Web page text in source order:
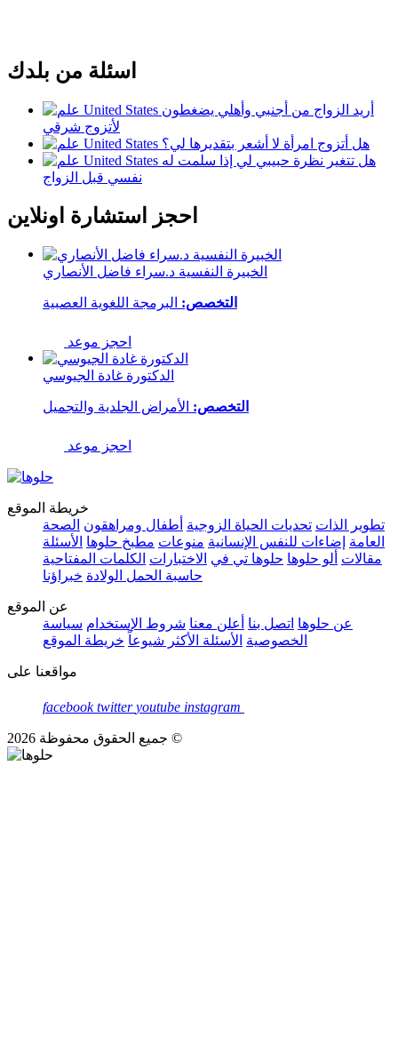
اسئلة من بلدك
أريد الزواج من أجنبي وأهلي يضغطون
لأتزوج شرقي
هل أتزوج امرأة لا أشعر بتقديرها لي؟
هل تتغير نظرة حبيبي لي إذا سلمت له
نفسي قبل الزواج
احجز استشارة اونلاين
الخبيرة النفسية د.سراء فاضل الأنصاري
التخصص: البرمجة اللغوية العصبية
احجز موعد
الدكتورة غادة الجيوسي
التخصص: الأمراض الجلدية والتجميل
احجز موعد
خريطة الموقع
تطوير الذات تحديات الحياة الزوجية أطفال ومراهقون الصحة
العامة إضاءات للنفس الإنسانية منوعات مطبخ حلوها الأسئلة
مقالات ألو حلوها حلوها تي في الاختبارات الكلمات المفتاحية
حاسبة الحمل الولادة خبراؤنا
عن الموقع
عن حلوها اتصل بنا أعلن معنا شروط الإستخدام سياسة
الخصوصية الأسئلة الأكثر شيوعاً خريطة الموقع
مواقعنا على
facebook twitter youtube instagram
جميع الحقوق محفوظة 2026 ©